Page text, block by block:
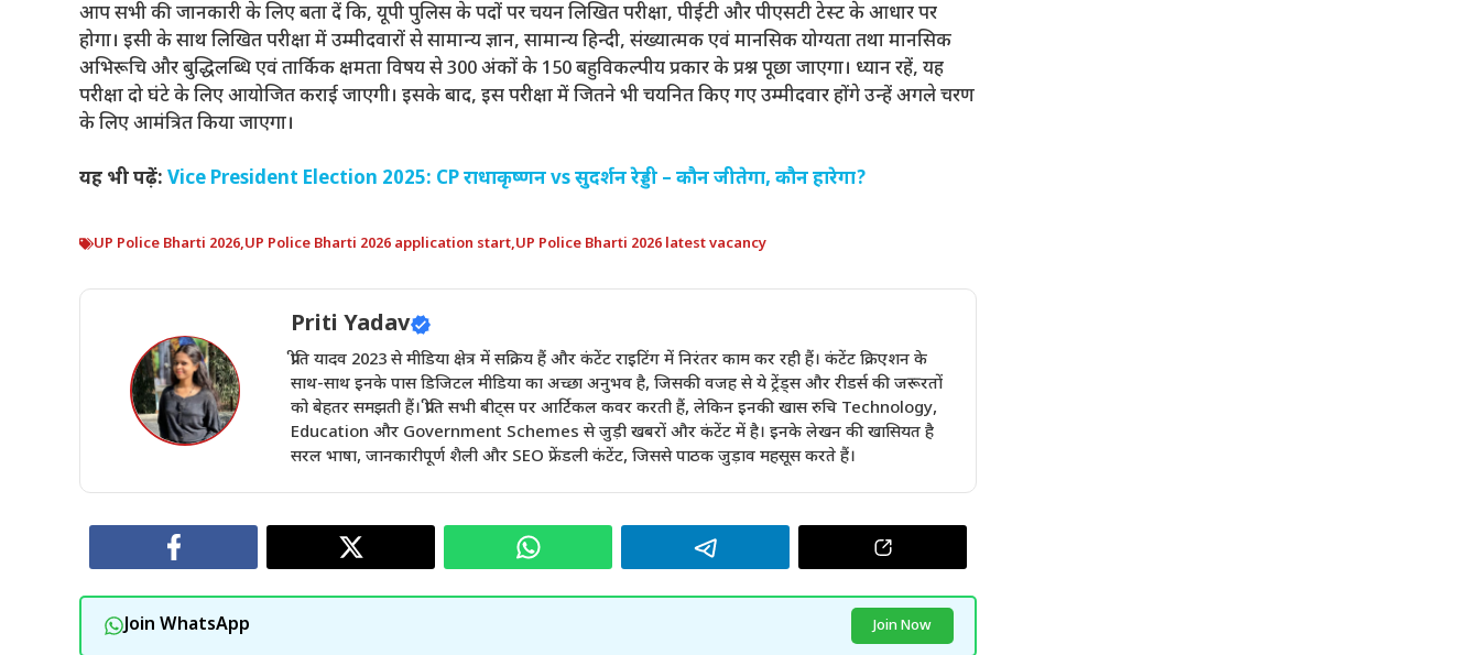
आप सभी की जानकारी के लिए बता दें कि, यूपी पुलिस के पदों पर चयन लिखित परीक्षा, पीईटी और पीएसटी टेस्ट के आधार पर
होगा। इसी के साथ लिखित परीक्षा में उम्मीदवारों से सामान्य ज्ञान, सामान्य हिन्दी, संख्यात्मक एवं मानसिक योग्यता तथा मानसिक
अभिरूचि और बुद्धिलब्धि एवं तार्किक क्षमता विषय से 300 अंकों के 150 बहुविकल्पीय प्रकार के प्रश्न पूछा जाएगा। ध्यान रहें, यह
परीक्षा दो घंटे के लिए आयोजित कराई जाएगी। इसके बाद, इस परीक्षा में जितने भी चयनित किए गए उम्मीदवार होंगे उन्हें अगले चरण
के लिए आमंत्रित किया जाएगा।
यह भी पढ़ें: Vice President Election 2025: CP राधाकृष्णन vs सुदर्शन रेड्डी – कौन जीतेगा, कौन हारेगा?
UP Police Bharti 2026,UP Police Bharti 2026 application start,UP Police Bharti 2026 latest vacancy
Priti Yadav
प्रीति यादव 2023 से मीडिया क्षेत्र में सक्रिय हैं और कंटेंट राइटिंग में निरंतर काम कर रही हैं। कंटेंट क्रिएशन के
साथ-साथ इनके पास डिजिटल मीडिया का अच्छा अनुभव है, जिसकी वजह से ये ट्रेंड्स और रीडर्स की जरूरतों
को बेहतर समझती हैं। प्रीति सभी बीट्स पर आर्टिकल कवर करती हैं, लेकिन इनकी खास रुचि Technology,
Education और Government Schemes से जुड़ी खबरों और कंटेंट में है। इनके लेखन की खासियत है
सरल भाषा, जानकारीपूर्ण शैली और SEO फ्रेंडली कंटेंट, जिससे पाठक जुड़ाव महसूस करते हैं।
Join WhatsApp Join Now